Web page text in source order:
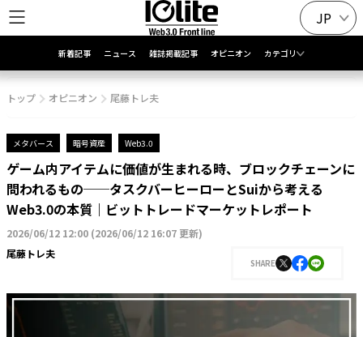
JP
新着記事 ニュース 雑誌掲載記事 オピニオン カテゴリ
トップ オピニオン 尾藤トレ夫
メタバース 暗号資産 Web3.0
ゲーム内アイテムに価値が生まれる時、ブロックチェーンに
問われるもの──タスクバーヒーローとSuiから考える
Web3.0の本質｜ビットトレードマーケットレポート
2026/06/12 12:00 (2026/06/12 16:07 更新)
尾藤トレ夫
SHARE